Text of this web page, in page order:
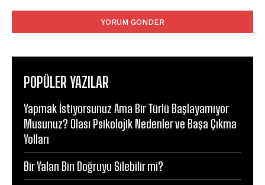
POPÜLER YAZILAR
Yapmak İstiyorsunuz Ama Bir Türlü Başlayamıyor
Musunuz? Olası Psikolojik Nedenler ve Başa Çıkma
Yolları
Bir Yalan Bin Doğruyu Silebilir mi?